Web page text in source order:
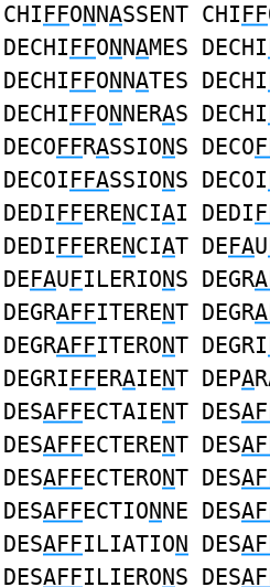
CHIFFONNASSENT CHIFF
DECHIFFONNAMES DECHI
DECHIFFONNATES DECHI
DECHIFFONNERAS DECHI
DECOFFRASSIONS DECO
DECOIFFASSIONS DECOI
DEDIFFERENCIAI DEDI
DEDIFFERENCIAT DEFAU
DEFAUFILERIONS DEGR
DEGRAFFITERENT DEGR
DEGRAFFITERONT DEGRI
DEGRIFFERAIENT DEPA
DESAFFECTAIENT DES
DESAFFECTERENT DES
DESAFFECTERONT DES
DESAFFECTIONNE DES
DESAFFILIATION DES
DESAFFILIERONS DES